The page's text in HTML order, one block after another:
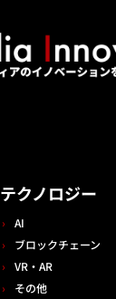
テクノロジー
AI
ブロックチェーン
VR・AR
その他